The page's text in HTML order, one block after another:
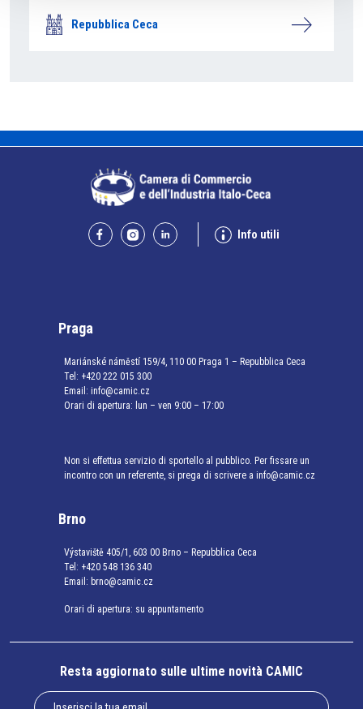
Repubblica Ceca
Info utili
Praga
Mariánské náměstí 159/4, 110 00 Praga 1 – Repubblica Ceca
Tel: +420 222 015 300
Email: info@camic.cz
Orari di apertura: lun – ven 9:00 – 17:00
Non si effettua servizio di sportello al pubblico. Per fissare un
incontro con un referente, si prega di scrivere a info@camic.cz
Brno
Výstaviště 405/1, 603 00 Brno – Repubblica Ceca
Tel: +420 548 136 340
Email: brno@camic.cz
Orari di apertura: su appuntamento
Resta aggiornato sulle ultime novità CAMIC